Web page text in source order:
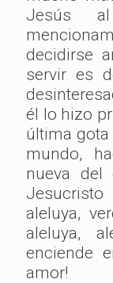
Jesús
decidirse
servir es
él lo hizo
última gota
mundo,
nueva del
aleluya,
aleluya,
enciende
amor!